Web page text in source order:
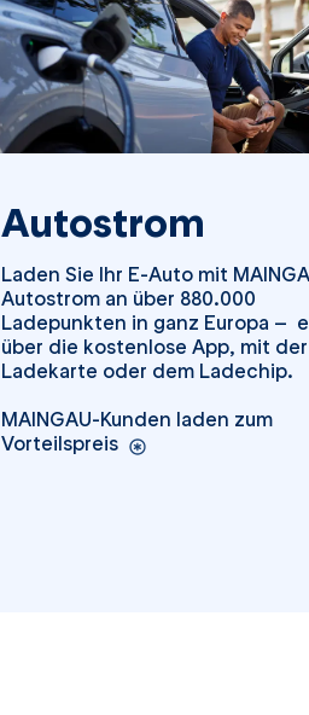
Autostrom
Laden Sie Ihr E-Auto mit
Autostrom an über 880.000
Ladepunkten in ganz Europa –
über die kostenlose App, mit der
Ladekarte oder dem Ladechip.
MAINGAU-Kunden laden zum
Vorteilspreis